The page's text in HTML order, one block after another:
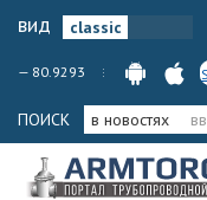
вид
— 80.9293
ПОИСК в новостях